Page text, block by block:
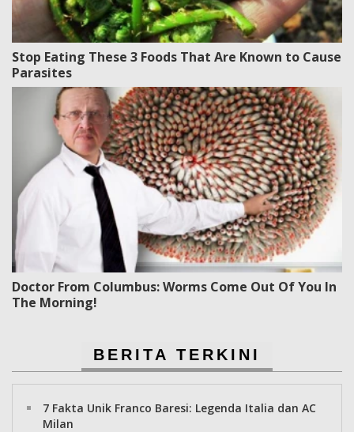
Stop Eating These 3 Foods That Are Known to Cause
Parasites
Doctor From Columbus: Worms Come Out Of You In
The Morning!
BERITA TERKINI
7 Fakta Unik Franco Baresi: Legenda Italia dan AC
Milan